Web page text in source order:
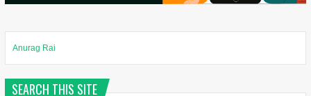
Anurag Rai
SEARCH THIS SITE